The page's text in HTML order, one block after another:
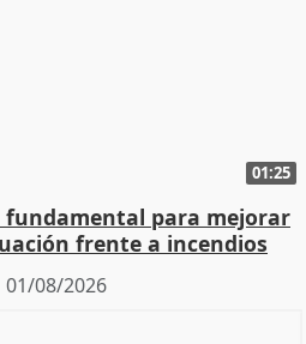
01:25
fundamental para mejorar
frente a incendios
01/08/2026